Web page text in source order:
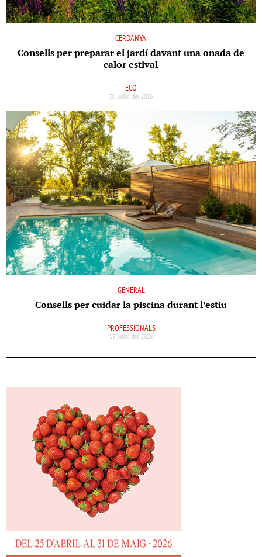
CERDANYA
Consells per preparar el jardí davant una onada de
calor estival
ECO
30 juliol del 2026
GENERAL
Consells per cuidar la piscina durant l’estiu
PROFESSIONALS
15 juliol del 2026